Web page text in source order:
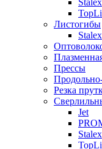
Stalex
Листогибы
Stalex
Прессы
Резка
Jet
Stalex